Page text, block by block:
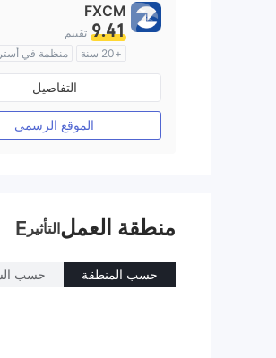
FXCM
9.41 تقييم
+20 سنة
منظمة في
صناعة السوق (MM)
رخصة كاملة ميتاتريدر ٤
التفاصيل
الموقع الرسمي
منطقة العملالتأثير E
حسب المنطقة حسب